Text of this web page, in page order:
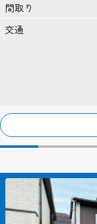
ＩＰアドレスについて
当サイトのアクセスロ
め利用する場合があり
ただし個人でドメイン
アクセスされている等
特定できることはあり
１、Webサーバーで発
２、Webサイトの管理
クッキー（Cookie）
当サイトではサービス
クッキーとは、お客様
ューター内に記録され
で、主にシステムが個
間取り
交通